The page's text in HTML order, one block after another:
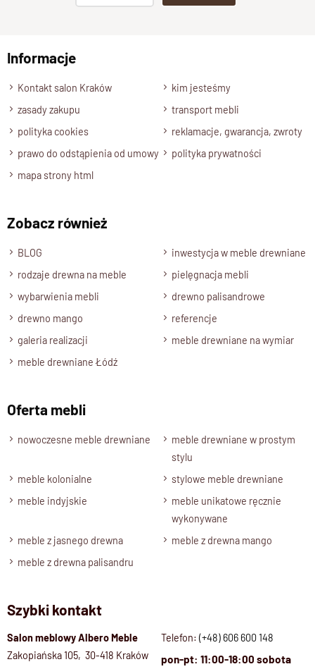
charakter biblioteki i nadaje wnętrzu prestiżowego wyglądu.
Materiał
Model wykonany w 100% z drewna litego palisandru.
Wykończenie
półmatowym.
Witryna odpowiednia do stylu klasycznego, tradycyjnego,
kolonialnego.
Szerokość
155 cm.
Wysokość
268,5 cm. ( wysokość dolnej szafki 74 cm, wysokość
30 cm.
Zmiana Wymiarów
Oferujemy możliwość dostosowania wymiarów biblioteki,
w tym wysokości półek do Twoich indywidualnych potrzeb.
Wnętrze mebla jest wyposażone w półki.
zamkniętej znajdują się półki, które można wyjmować.
Drzwi
Drzwi w części górnej przeszklone.
Wyślij opinię
Informacje
Kontakt salon Kraków
kim jesteśmy
zasady zakupu
transport mebli
polityka cookies
reklamacje, gwarancja, zwroty
prawo do odstąpienia od umowy
polityka prywatności
mapa strony html
Zobacz również
BLOG
inwestycja w meble drewniane
rodzaje drewna na meble
pielęgnacja mebli
wybarwienia mebli
drewno palisandrowe
drewno mango
referencje
galeria realizacji
meble drewniane na wymiar
meble drewniane Łódź
Oferta mebli
nowoczesne meble drewniane
meble drewniane w prostym
stylu
meble kolonialne
stylowe meble drewniane
meble indyjskie
meble unikatowe ręcznie
wykonywane
meble z jasnego drewna
meble z drewna mango
meble z drewna palisandru
Szybki kontakt
Salon meblowy Albero Meble
Zakopiańska 105, 30-418 Kraków
Telefon: (+48) 606 600 148
pon-pt: 11:00-18:00 sobota